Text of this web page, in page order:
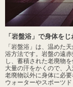
「岩盤浴」で身体を
「岩盤浴」は、温めた
浴方法です。岩盤の遠
し、蓄積された老廃物
大量の汗をかくので、
老廃物以外に身体に必
ウォーターやスポーツ